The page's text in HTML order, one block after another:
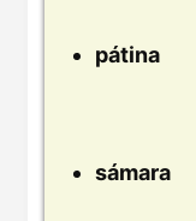
pátina
sámara